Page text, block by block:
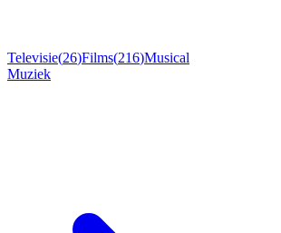
Televisie(26)Films(216)Musical
Muziek